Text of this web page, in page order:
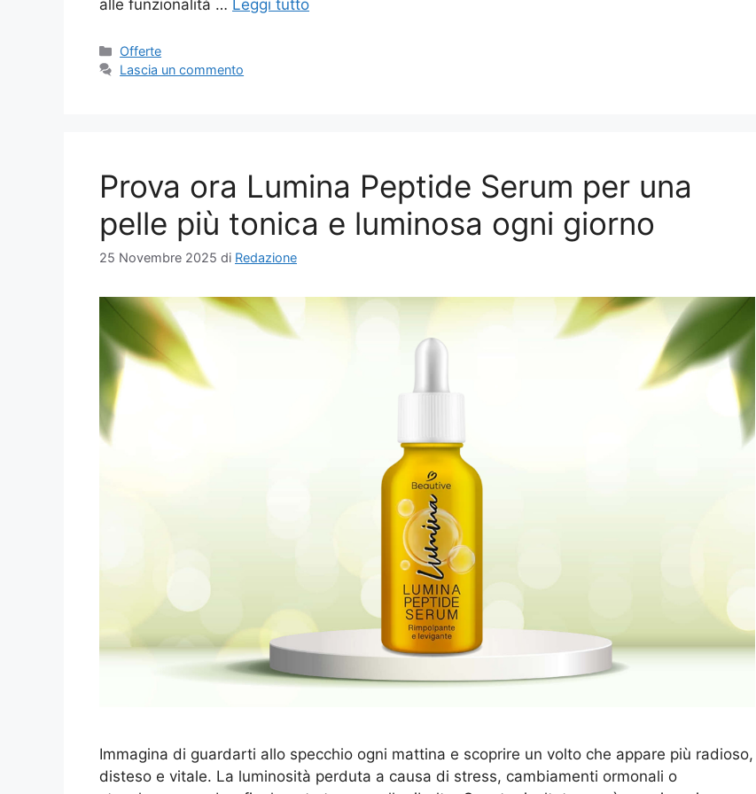
alle funzionalità … Leggi tutto
Categorie
Offerte
Lascia un commento
Prova ora Lumina Peptide Serum per una
pelle più tonica e luminosa ogni giorno
25 Novembre 2025 di Redazione
Immagina di guardarti allo specchio ogni mattina e scoprire un volto che appare più radioso,
disteso e vitale. La luminosità perduta a causa di stress, cambiamenti ormonali o